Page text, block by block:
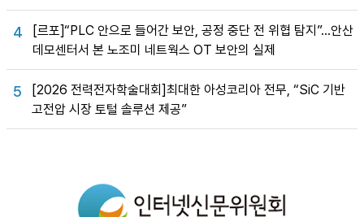
4
[르포]“PLC 안으로 들어간 보안, 공정 중단 전 위협 탐지”…안산
데모센터서 본 노조미 네트웍스 OT 보안의 실제
5
[2026 전력전자학술대회]최대한 아성코리아 전무, “SiC 기반
고전압 시장 토털 솔루션 제공”